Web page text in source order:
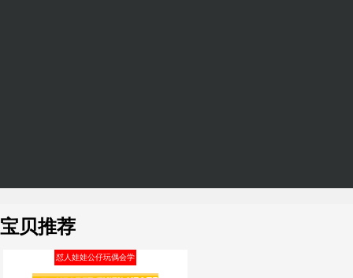
宝贝推荐
怼人娃娃公仔玩偶会学
说话的小鸭子